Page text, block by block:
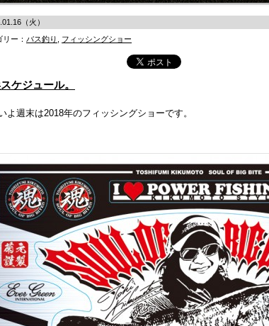
（火）
ー： バス釣り フィッシングショー
ケジュール。
よ週末は2018年のフィッシングショーです。